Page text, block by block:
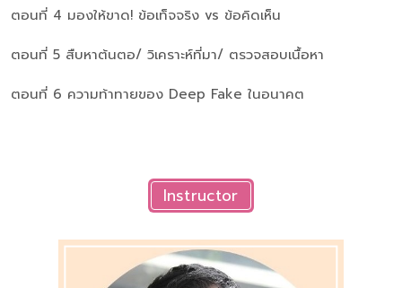
ตอนที่ 4 มองให้ขาด! ข้อเท็จจริง vs ข้อคิดเห็น
ตอนที่ 5 สืบหาต้นตอ/ วิเคราะห์ที่มา/ ตรวจสอบเนื้อหา
ตอนที่ 6 ความท้าทายของ Deep Fake ในอนาคต
Instructor